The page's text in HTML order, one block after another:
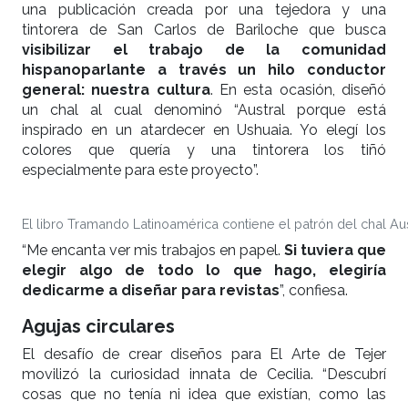
una publicación creada por una tejedora y una
tintorera de San Carlos de Bariloche que busca
visibilizar el trabajo de la comunidad
hispanoparlante a través un hilo conductor
general: nuestra cultura. En esta ocasión, diseñó
un chal al cual denominó “Austral porque está
inspirado en un atardecer en Ushuaia. Yo elegí los
colores que quería y una tintorera los tiñó
especialmente para este proyecto”.
El libro Tramando Latinoamérica contiene el patrón del chal
“Me encanta ver mis trabajos en papel. Si tuviera que
elegir algo de todo lo que hago, elegiría
dedicarme a diseñar para revistas”, confiesa.
Agujas circulares
El desafío de crear diseños para El Arte de Tejer
movilizó la curiosidad innata de Cecilia. “Descubrí
cosas que no tenía ni idea que existían, como las